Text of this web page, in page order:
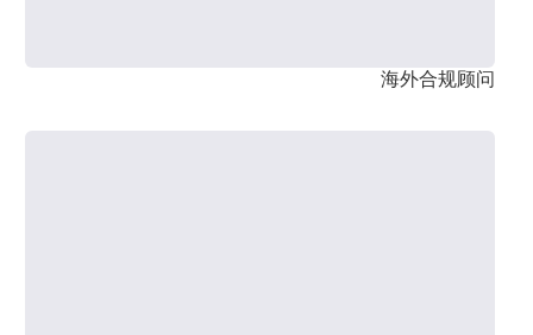
海外合规顾问